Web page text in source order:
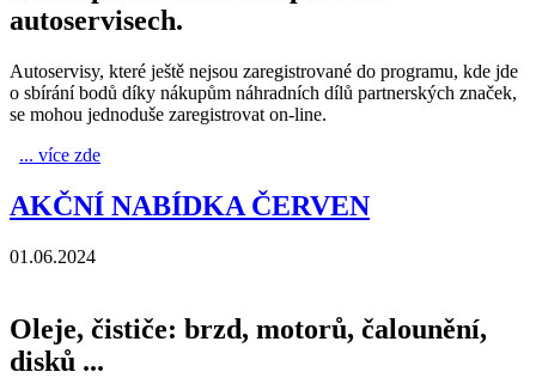
autoservisech.
Autoservisy, které ještě nejsou zaregistrované do programu, kde jde
o sbírání bodů díky nákupům náhradních dílů partnerských značek,
se mohou jednoduše zaregistrovat on-line.
... více zde
AKČNÍ NABÍDKA ČERVEN
01.06.2024
Oleje, čističe: brzd, motorů, čalounění,
disků ...